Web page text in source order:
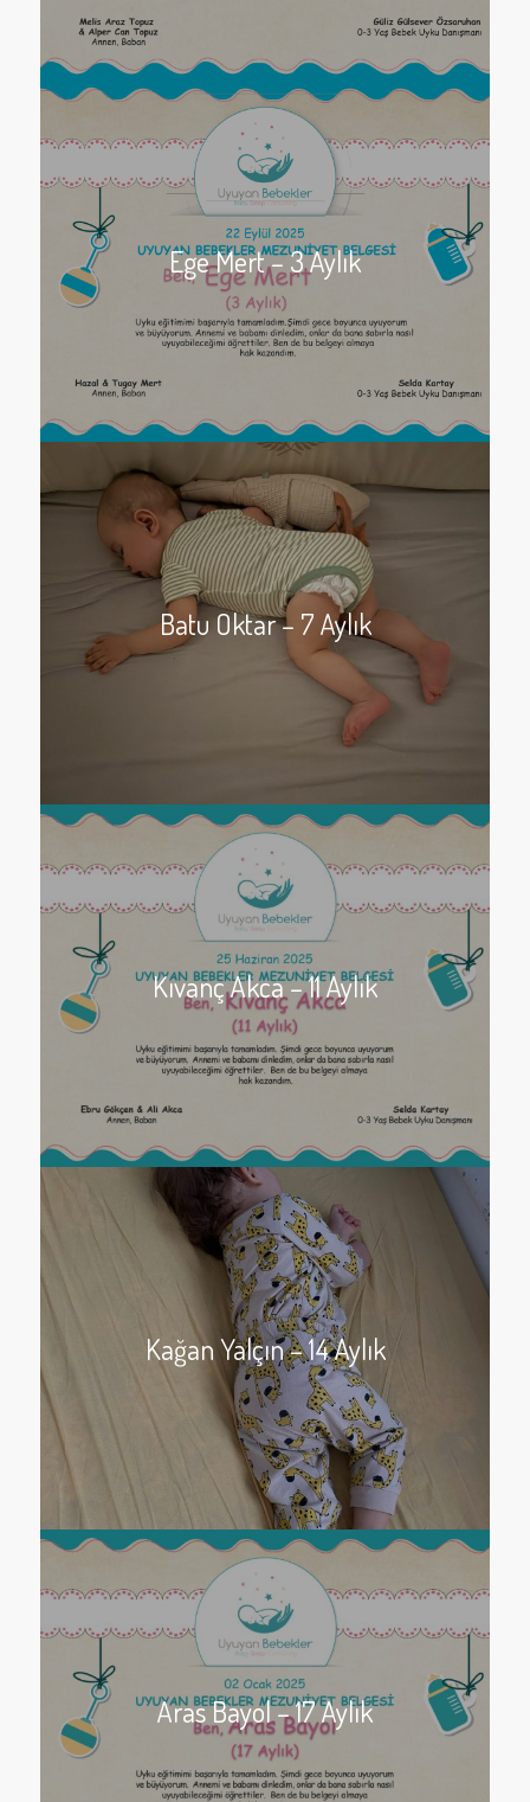
Ege Mert – 3 Aylık
Batu Oktar – 7 Aylık
Kıvanç Akca – 11 Aylık
Kağan Yalçın – 14 Aylık
Aras Bayol – 17 Aylık